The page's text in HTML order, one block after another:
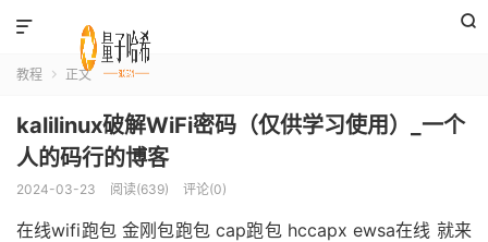


教程  正文
kalilinux破解WiFi密码（仅供学习使用）_一个
人的码行的博客
2024-03-23 阅读(639) 评论(0)
在线wifi跑包 金刚包跑包 cap跑包 hccapx ewsa在线 就来